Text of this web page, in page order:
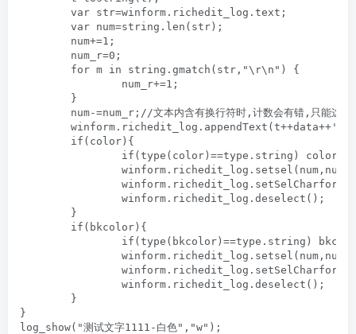
}
log_show("测试文字1111-白色","w");